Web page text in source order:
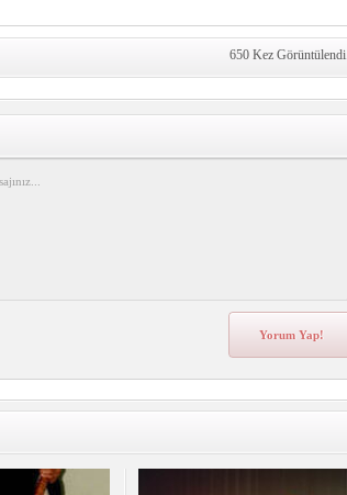
650 Kez Görüntülendi.